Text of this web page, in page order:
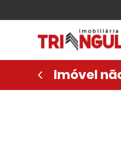
Imóvel